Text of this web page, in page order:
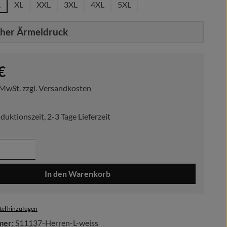
XL XXL 3XL 4XL 5XL
Ärmeldruck
zzgl. Versandkosten
2-3 Tage Lieferzeit
Anzahl: Gib den gewünschten Wert ein
In den Warenkorb
hinzufügen
S11137-Herren-L-weiss